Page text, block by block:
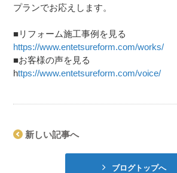
プランでお応えします。
■リフォーム施工事例を見る
https://www.entetsureform.com/works/
■お客様の声を見る
https://www.entetsureform.com/voice/
新しい記事へ
ブログトップへ